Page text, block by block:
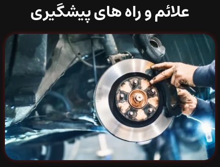
علائم و راه های پیشگیری